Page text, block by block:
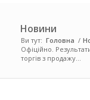
Новини
Ви тут: Головна /
Офіційно.
торгів з продажу...